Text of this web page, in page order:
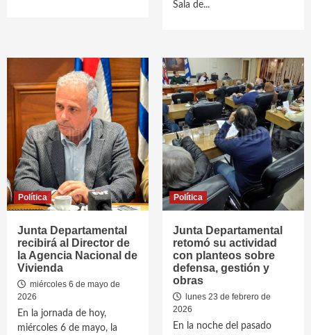
Sala de...
Política
Junta Departamental
recibirá al Director de
la Agencia Nacional de
Vivienda
miércoles 6 de mayo de
2026
En la jornada de hoy,
miércoles 6 de mayo, la
Política
Junta Departamental
retomó su actividad
con planteos sobre
defensa, gestión y
obras
lunes 23 de febrero de
2026
En la noche del pasado